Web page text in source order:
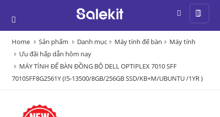
Home Sản phẩm Danh mục Máy tính để bàn
Máy tính
Ưu đãi hấp dẫn hôm nay
MÁY TÍNH ĐỂ BÀN ĐỒNG BỘ DELL OPTIPLEX 7010 SFF
7010SFF8G2561Y (I5-13500/8GB/256GB SSD/KB+M/UBUNTU /1YR )